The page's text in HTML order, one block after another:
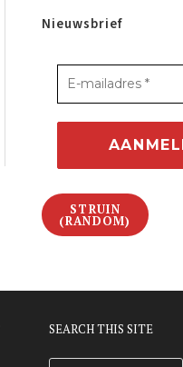
Nieuwsbrief
STRUIN
(RANDOM)
SEARCH THIS SITE